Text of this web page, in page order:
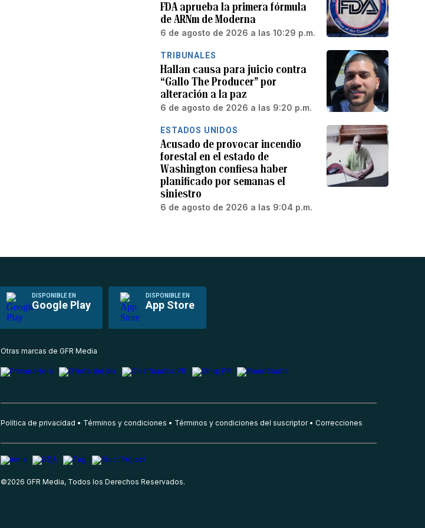
FDA aprueba la primera fórmula
de ARNm de Moderna
6 de agosto de 2026 a las 10:29 p.m.
TRIBUNALES
Hallan causa para juicio contra
“Gallo The Producer” por
alteración a la paz
6 de agosto de 2026 a las 9:20 p.m.
ESTADOS UNIDOS
Acusado de provocar incendio
forestal en el estado de
Washington confiesa haber
planificado por semanas el
siniestro
6 de agosto de 2026 a las 9:04 p.m.
DISPONIBLE EN
Google Play
DISPONIBLE EN
App Store
Otras marcas de GFR Media
Política de privacidad Términos y condiciones Términos y condiciones del suscriptor Correcciones
©2026 GFR Media, Todos los Derechos Reservados.